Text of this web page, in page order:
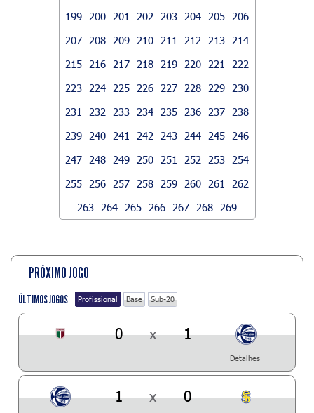
199
200 201 202 203 204 205
206
207
208 209 210 211 212 213
214
215
216 217 218 219 220 221
222
223
224 225 226 227 228 229
230
231
232 233 234 235 236 237
238
239
240 241 242 243 244 245
246
247
248 249 250 251 252 253
254
255
256 257 258 259 260 261
262
263
264 265 266 267 268 269
PRÓXIMO JOGO
ÚLTIMOS JOGOS Profissional Base Sub-20
0 x 1
Detalhes
1 x 0